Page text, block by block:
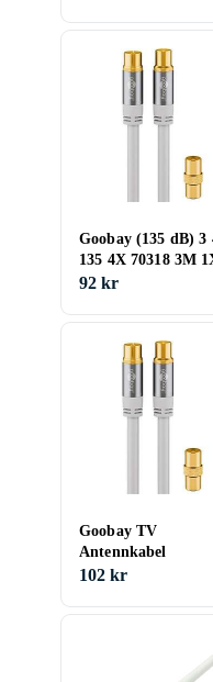
Goobay (135 dB) 3
135 4X 70318 3M
92 kr
Goobay TV
Antennkabel
102 kr